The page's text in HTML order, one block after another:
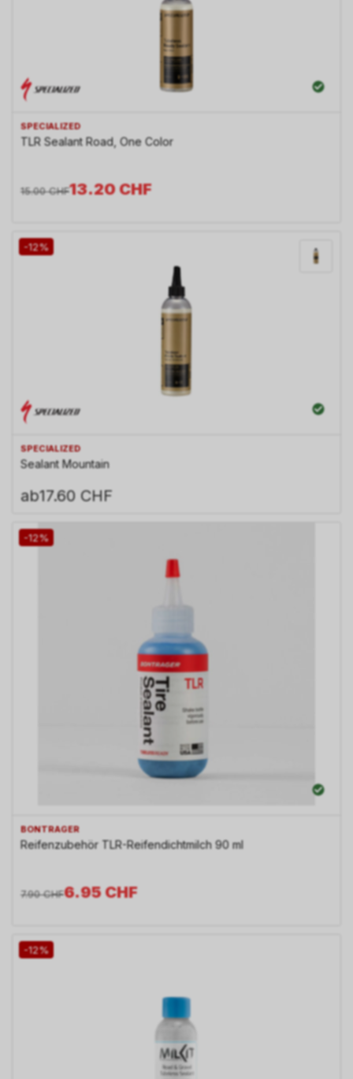
SPECIALIZED
TLR Sealant Road, One Color
13.20CHF
15.00 CHF
-12%
SPECIALIZED
Sealant Mountain
ab17.60 CHF
-12%
BONTRAGER
Reifenzubehör TLR-Reifendichtmilch 90 ml
6.95CHF
7.90 CHF
-12%